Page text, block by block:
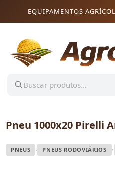
EQUIPAMENTOS
Pneu 1000x20 Pirelli
PNEUS › PNEUS RODOVIÁRIOS ›